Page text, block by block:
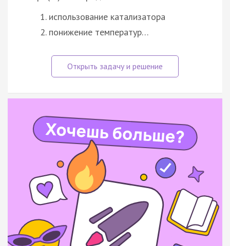
использование катализатора
понижение температур…